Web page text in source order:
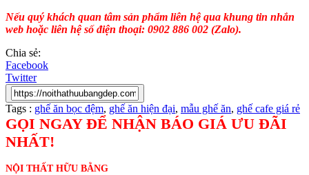
Nếu quý khách quan tâm sản phẩm liên hệ qua khung tin nhắn
web hoặc liên hệ số điện thoại: 0902 886 002 (Zalo).
Chia sẻ:
Facebook
Twitter
Tags : ghế ăn bọc đệm, ghế ăn hiện đại, mẫu ghế ăn, ghế cafe giá rẻ
GỌI NGAY ĐỂ NHẬN BÁO GIÁ ƯU ĐÃI
NHẤT!
NỘI THẤT HỮU BẰNG